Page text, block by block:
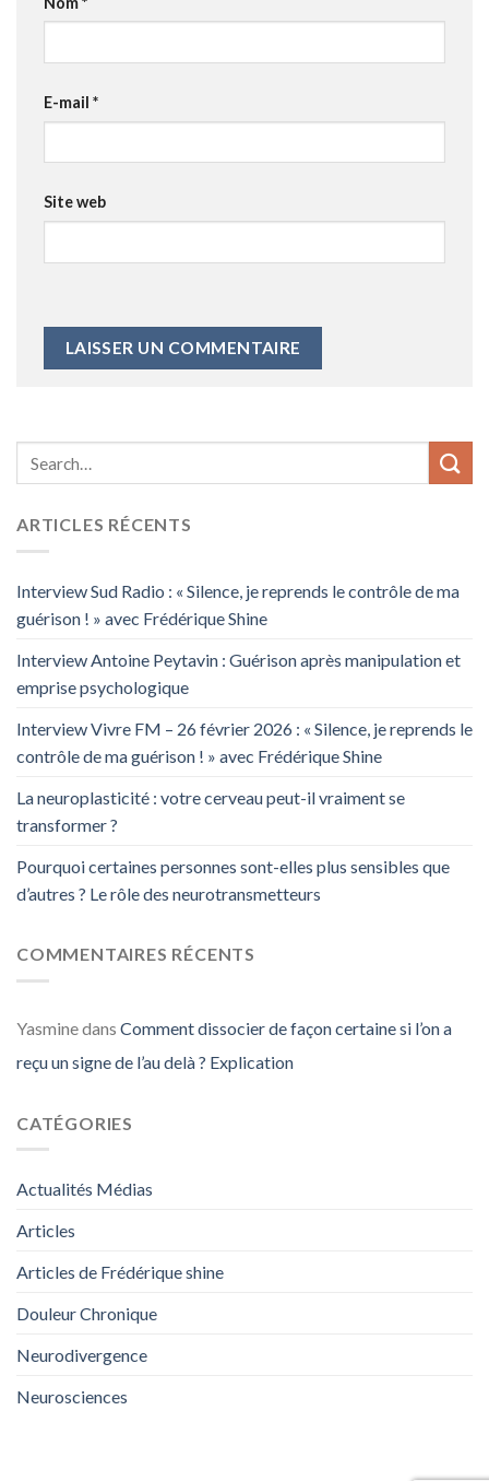
E-mail *
Site web
ARTICLES RÉCENTS
Interview Sud Radio : « Silence, je reprends le contrôle de ma
guérison ! » avec Frédérique Shine
Interview Antoine Peytavin : Guérison après manipulation et
emprise psychologique
Interview Vivre FM – 26 février 2026 : « Silence, je reprends le
contrôle de ma guérison ! » avec Frédérique Shine
La neuroplasticité : votre cerveau peut-il vraiment se
transformer ?
Pourquoi certaines personnes sont-elles plus sensibles que
d’autres ? Le rôle des neurotransmetteurs
COMMENTAIRES RÉCENTS
Yasminedans Comment dissocier de façon certaine si l’on a
reçu un signe de l’au delà ? Explication
CATÉGORIES
Actualités Médias
Articles
Articles de Frédérique shine
Douleur Chronique
Neurodivergence
Neurosciences